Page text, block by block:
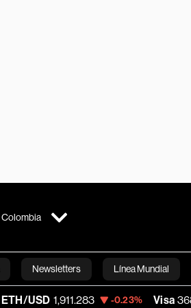
Colombia
Newsletters Línea Mundial
Bloomberg
1,911.283 -0.23% Visa 368.54 -